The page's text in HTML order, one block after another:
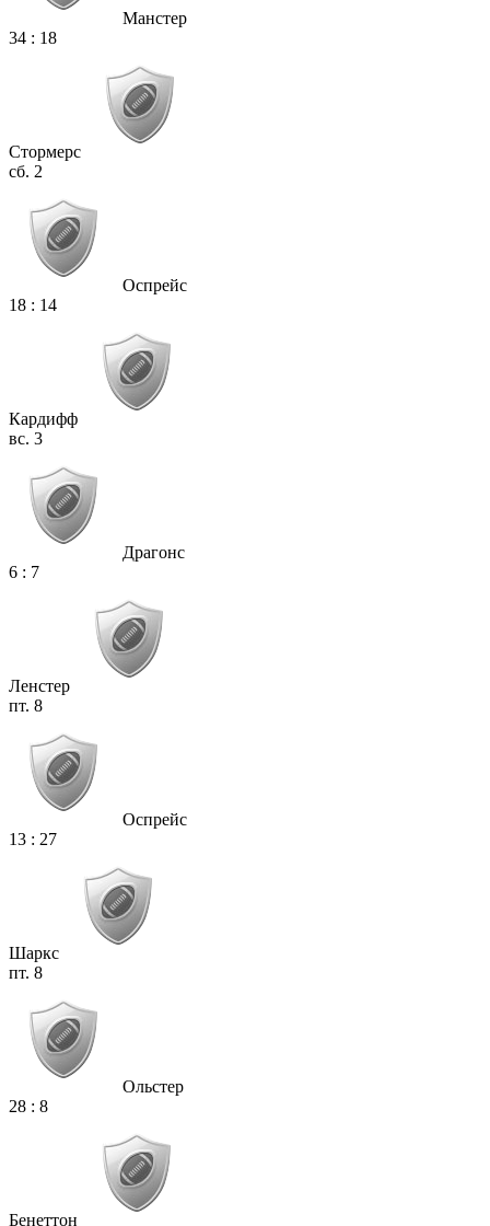
Манстер
34 : 18
Стормерс
сб. 2
Оспрейс
18 : 14
Кардифф
вс. 3
Драгонс
6 : 7
Ленстер
пт. 8
Оспрейс
13 : 27
Шаркс
пт. 8
Ольстер
28 : 8
Бенеттон